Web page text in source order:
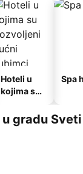
Hoteli u
kojima su
kućni
ljubimci
Spa
gradu Sveti